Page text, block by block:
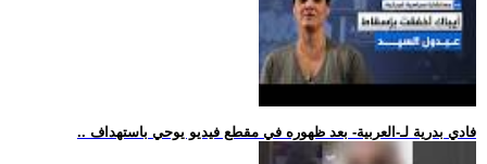
.. فادي بدرية لـ-العربية- بعد ظهوره في مقطع فيديو يوحي باستهداف